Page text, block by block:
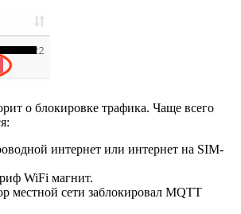
о блокировке трафика. Чаще всего
интернет или интернет на SIM-
WiFi магнит.
местной сети заблокировал MQTT